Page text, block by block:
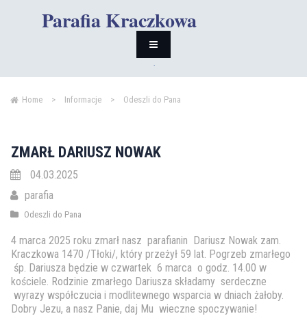
Parafia Kraczkowa
Home > Informacje > Odeszli do Pana
ZMARŁ DARIUSZ NOWAK
04.03.2025
parafia
Odeszli do Pana
4 marca 2025 roku zmarł nasz parafianin Dariusz Nowak zam.
Kraczkowa 1470 /Tłoki/, który przeżył 59 lat. Pogrzeb zmarłego
śp. Dariusza będzie w czwartek 6 marca o godz. 14.00 w
kościele. Rodzinie zmarłego Dariusza składamy serdeczne
wyrazy współczucia i modlitewnego wsparcia w dniach żałoby.
Dobry Jezu, a nasz Panie, daj Mu wieczne spoczywanie!